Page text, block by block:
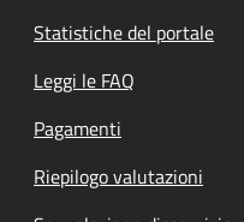
Statistiche del portale
Leggi le FAQ
Pagamenti
Riepilogo valutazioni